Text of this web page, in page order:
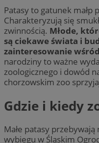
Patasy to gatunek małp
Charakteryzują się
zwinnością. Młode,
są ciekawe świata i
zainteresowanie
narodziny to ważne
zoologicznego i dowód
chorzowskim zoo
Gdzie i kiedy
Małe patasy
wybiegu w Śląskim